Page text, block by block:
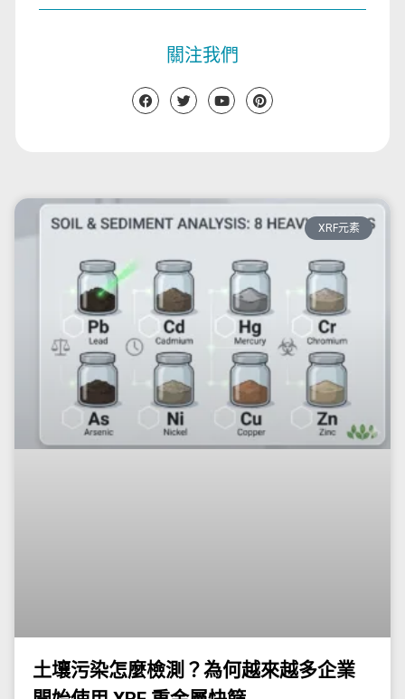
關注我們
XRF元素
土壤污染怎麼檢測？為何越來越多企業